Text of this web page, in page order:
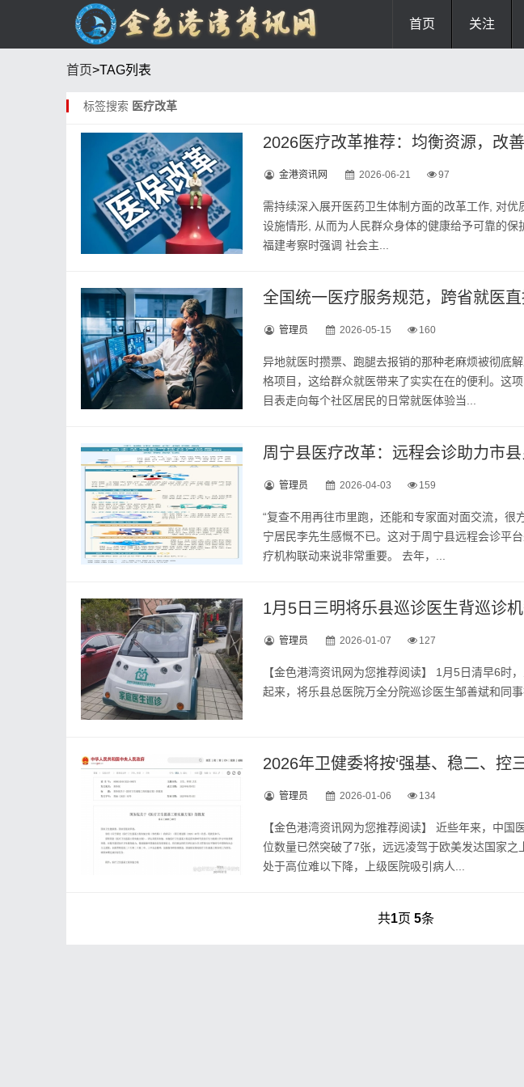
首页 关注
首页>TAG列表
标签搜索 医疗改革
2026医疗改革推荐：均衡资源，改
金港资讯网 2026-06-21 97
需持续深入展开医药卫生体制方面的改革工作, 对
设施情形, 从而为人民群众身体的健康给予可靠的
福建考察时强调 社会主...
全国统一医疗服务规范，跨省就医
管理员 2026-05-15 160
异地就医时攒票、跑腿去报销的那种老麻烦被彻底
格项目，这给群众就医带来了实实在在的便利。这
目表走向每个社区居民的日常就医体验当...
周宁县医疗改革：远程会诊助力市
管理员 2026-04-03 159
“复查不用再往市里跑，还能和专家面对面交流，很
宁居民李先生感慨不已。这对于周宁县远程会诊平
疗机构联动来说非常重要。 去年，...
管理员 2026-01-07 127
【金色‮资湾港‬讯网‮推您为‬荐阅读】 1月5日清早6时，三明市‮乐将‬县万全‮的乡‬山路上‮微有‬光出现‮
2026年卫健委将按‘强基、稳二、控
管理员 2026-01-06 134
【金色港湾资讯网为您推荐阅读】 近些年来，中
位数量已然突破了7张，远远凌驾于欧美发达国家
处于高位难以下降，上级医院吸引病人...
共1页 5条